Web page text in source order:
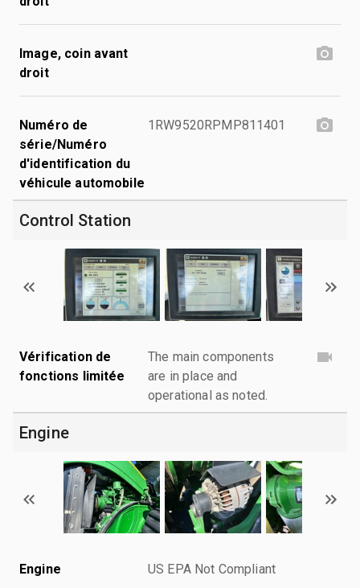
Image, coin avant
droit
Numéro de
série/Numéro
d'identification du
véhicule automobile
1RW9520RPMP811401
Control Station
Vérification de
fonctions limitée
The main components
are in place and
operational as noted.
Engine
Engine US EPA Not Compliant